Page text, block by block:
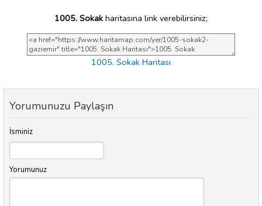
1005. Sokak haritasına link verebilirsiniz;
1005. Sokak Haritası
Yorumunuzu Paylaşın
İsminiz
Yorumunuz